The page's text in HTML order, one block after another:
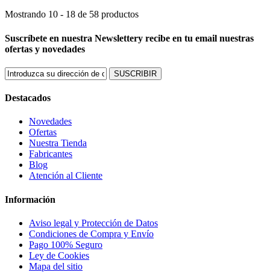
Mostrando 10 - 18 de 58 productos
Suscríbete en nuestra Newslettery recibe en tu email nuestras
ofertas y novedades
SUSCRIBIR
Destacados
Novedades
Ofertas
Nuestra Tienda
Fabricantes
Blog
Atención al Cliente
Información
Aviso legal y Protección de Datos
Condiciones de Compra y Envío
Pago 100% Seguro
Ley de Cookies
Mapa del sitio